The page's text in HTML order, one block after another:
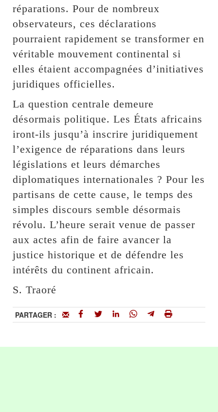
réparations. Pour de nombreux
observateurs, ces déclarations
pourraient rapidement se transformer en
véritable mouvement continental si
elles étaient accompagnées d’initiatives
juridiques officielles.
La question centrale demeure
désormais politique. Les États africains
iront-ils jusqu’à inscrire juridiquement
l’exigence de réparations dans leurs
législations et leurs démarches
diplomatiques internationales ? Pour les
partisans de cette cause, le temps des
simples discours semble désormais
révolu. L’heure serait venue de passer
aux actes afin de faire avancer la
justice historique et de défendre les
intérêts du continent africain.
S. Traoré
PARTAGER :